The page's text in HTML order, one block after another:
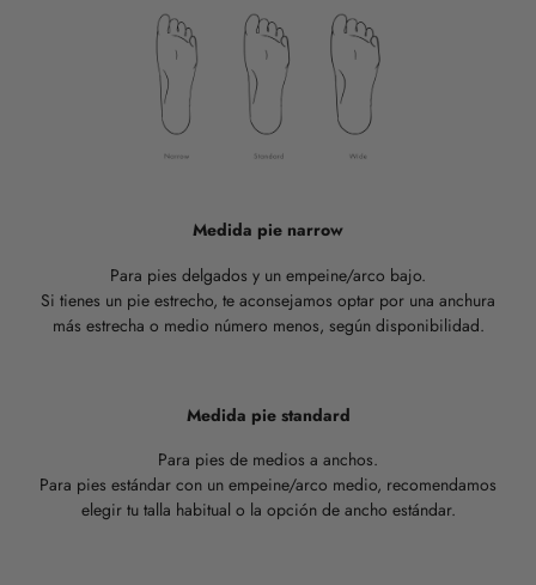
Medida pie narrow
Para pies delgados y un empeine/arco bajo.
Si tienes un pie estrecho, te aconsejamos optar por una anchura
más estrecha o medio número menos, según disponibilidad.
Medida pie standard
Para pies de medios a anchos.
Para pies estándar con un empeine/arco medio, recomendamos
elegir tu talla habitual o la opción de ancho estándar.